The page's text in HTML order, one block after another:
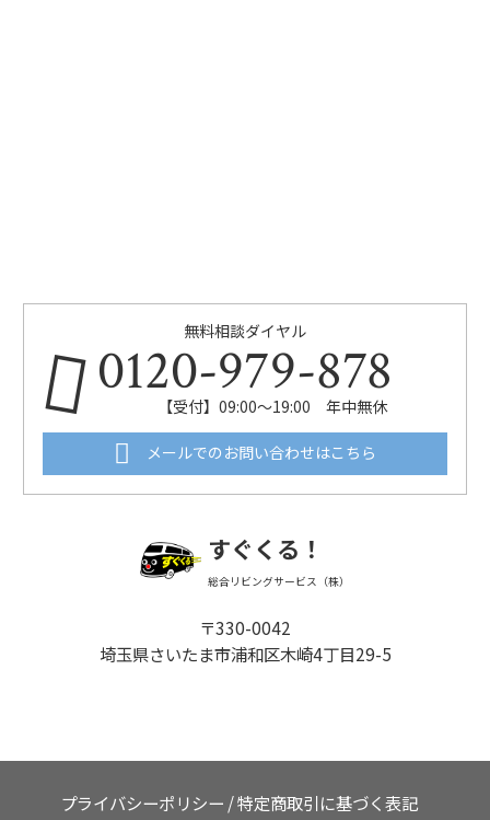
無料相談ダイヤル
0120-979-878
【受付】09:00～19:00 年中無休
メールでのお問い合わせはこちら
すぐくる！
総合リビングサービス（株）
〒330-0042
埼玉県さいたま市浦和区木崎4丁目29-5
プライバシーポリシー /特定商取引に基づく表記